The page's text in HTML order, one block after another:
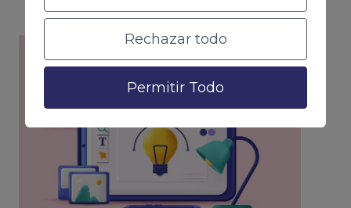
Rechazar todo
Permitir Todo